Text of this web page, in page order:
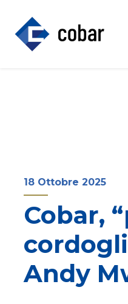
18 Ottobre 2025
Cobar,
Andy